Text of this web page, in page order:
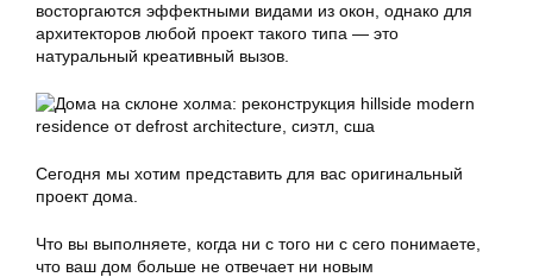
восторгаются эффектными видами из окон, однако для
архитекторов любой проект такого типа — это
натуральный креативный вызов.
Сегодня мы хотим представить для вас оригинальный
проект дома.
Что вы выполняете, когда ни с того ни с сего понимаете,
что ваш дом больше не отвечает ни новым